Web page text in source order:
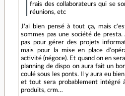
frais des collaborateurs qui se
réunions, etc
J'ai bien pensé à tout ça, mais
sommes pas une société de
pas pour gérer des projets
mais pour la mise en place
activité (négoce). Et quand on en
planning de dispo on aura fait un
coulé sous les ponts. Il y aura eu
et tout sera probablement intégré
produits, crm…